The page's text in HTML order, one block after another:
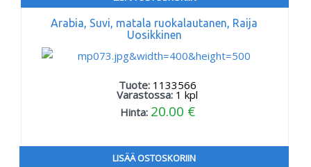
Arabia, Suvi, matala ruokalautanen, Raija
Uosikkinen
Tuote: 1133566
Varastossa: 1 kpl
Hinta: 20.00 €
LISÄÄ OSTOSKORIIN